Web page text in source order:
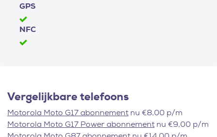
GPS
NFC
Vergelijkbare telefoons
Motorola Moto G17 abonnement nu €8,00 p/m
Motorola Moto G17 Power abonnement nu €9,00 p/m